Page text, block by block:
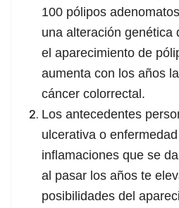
100 pólipos
una alteración genética
el aparecimiento de
aumenta con los años
cáncer colorrectal.
Los antecedentes
ulcerativa o
inflamaciones que se
al pasar los años te
posibilidades del